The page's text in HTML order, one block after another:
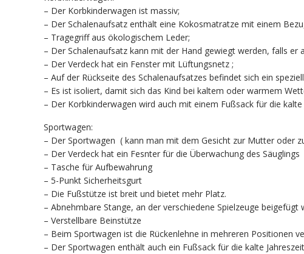
– Der Korbkinderwagen ist massiv;
– Der Schalenaufsatz enthält eine Kokosmatratze mit einem
– Tragegriff aus ökologischem Leder;
– Der Schalenaufsatz kann mit der Hand gewiegt werden, falls er
– Der Verdeck hat ein Fenster mit Lüftungsnetz ;
– Auf der Rückseite des Schalenaufsatzes befindet sich ein
– Es ist isoliert, damit sich das Kind bei kaltem oder warmem
– Der Korbkinderwagen wird auch mit einem Fußsack für die
Sportwagen:
– Der Sportwagen ( kann man mit dem Gesicht zur Mutter oder
– Der Verdeck hat ein Fesnter für die Überwachung des Säuglings
– Tasche für Aufbewahrung
– 5-Punkt Sicherheitsgurt
– Die Fußstütze ist breit und bietet mehr Platz.
– Abnehmbare Stange, an der verschiedene Spielzeuge beigefügt
– Verstellbare Beinstütze
– Beim Sportwagen ist die Rückenlehne in mehreren Positionen
– Der Sportwagen enthält auch ein Fußsack für die kalte Jahreszeit